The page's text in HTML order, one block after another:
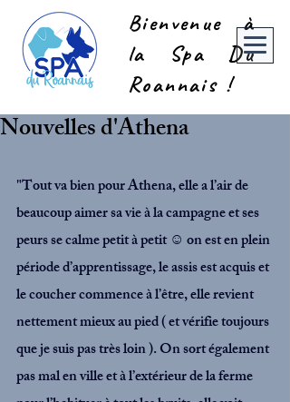
Bienvenue à
la Spa Du
Roannais !
Nouvelles d'Athena
"Tout va bien pour Athena, elle a l’air de
beaucoup aimer sa vie à la campagne et ses
peurs se calme petit à petit ☺️ on est en plein
période d’apprentissage, le assis est acquis et
le coucher commence à l’être, elle revient
nettement mieux au pied ( et vérifie toujours
que je suis pas très loin ). On sort également
pas mal en ville et à l’extérieur de la ferme